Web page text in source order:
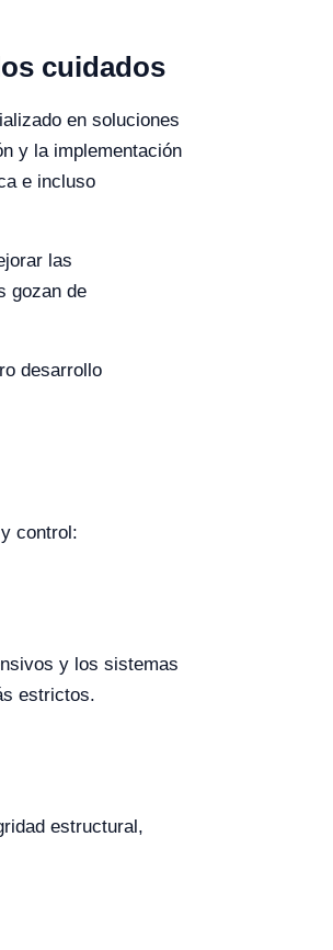
cuidados
en soluciones
y la implementación
e incluso
las
gozan de
desarrollo
control:
y los sistemas
estrictos.
estructural,